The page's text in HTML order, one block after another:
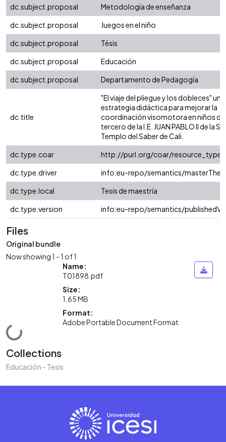
dc.subject.proposal
Metodología de enseñanza
dc.subject.proposal
Juegos en el niño
dc.subject.proposal
Tésis
dc.subject.proposal
Educación
dc.subject.proposal
Departamento de Pedagogía
dc.title
"El viaje del pliegue y los dobleces" una
estrategia didáctica para mejorar la
coordinación visomotora en niños
tercero de la I.E. JUAN PABLO II de la
Templo del Saber de Cali.
dc.type.coar
http://purl.org/coar/resource_type/
dc.type.driver
info:eu-repo/semantics/
dc.type.local
Tesis de maestría
dc.type.version
info:eu-repo/semantics/
Files
Original bundle
Now showing1 - 1 of 1
Loading...
Name:
T01898.pdf
Size:
1.65 MB
Format:
Adobe Portable Document Format
Collections
Educación - Tesis